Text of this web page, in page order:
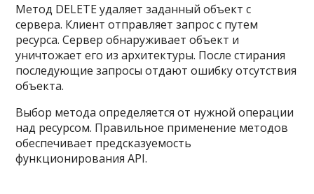
Метод DELETE удаляет заданный объект с
сервера. Клиент отправляет запрос с путем
ресурса. Сервер обнаруживает объект и
уничтожает его из архитектуры. После стирания
последующие запросы отдают ошибку отсутствия
объекта.
Выбор метода определяется от нужной операции
над ресурсом. Правильное применение методов
обеспечивает предсказуемость
функционирования API.